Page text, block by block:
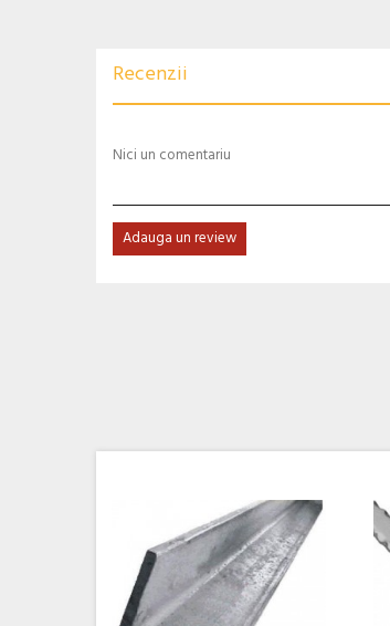
Recenzii
Nici un comentariu
Adauga un review